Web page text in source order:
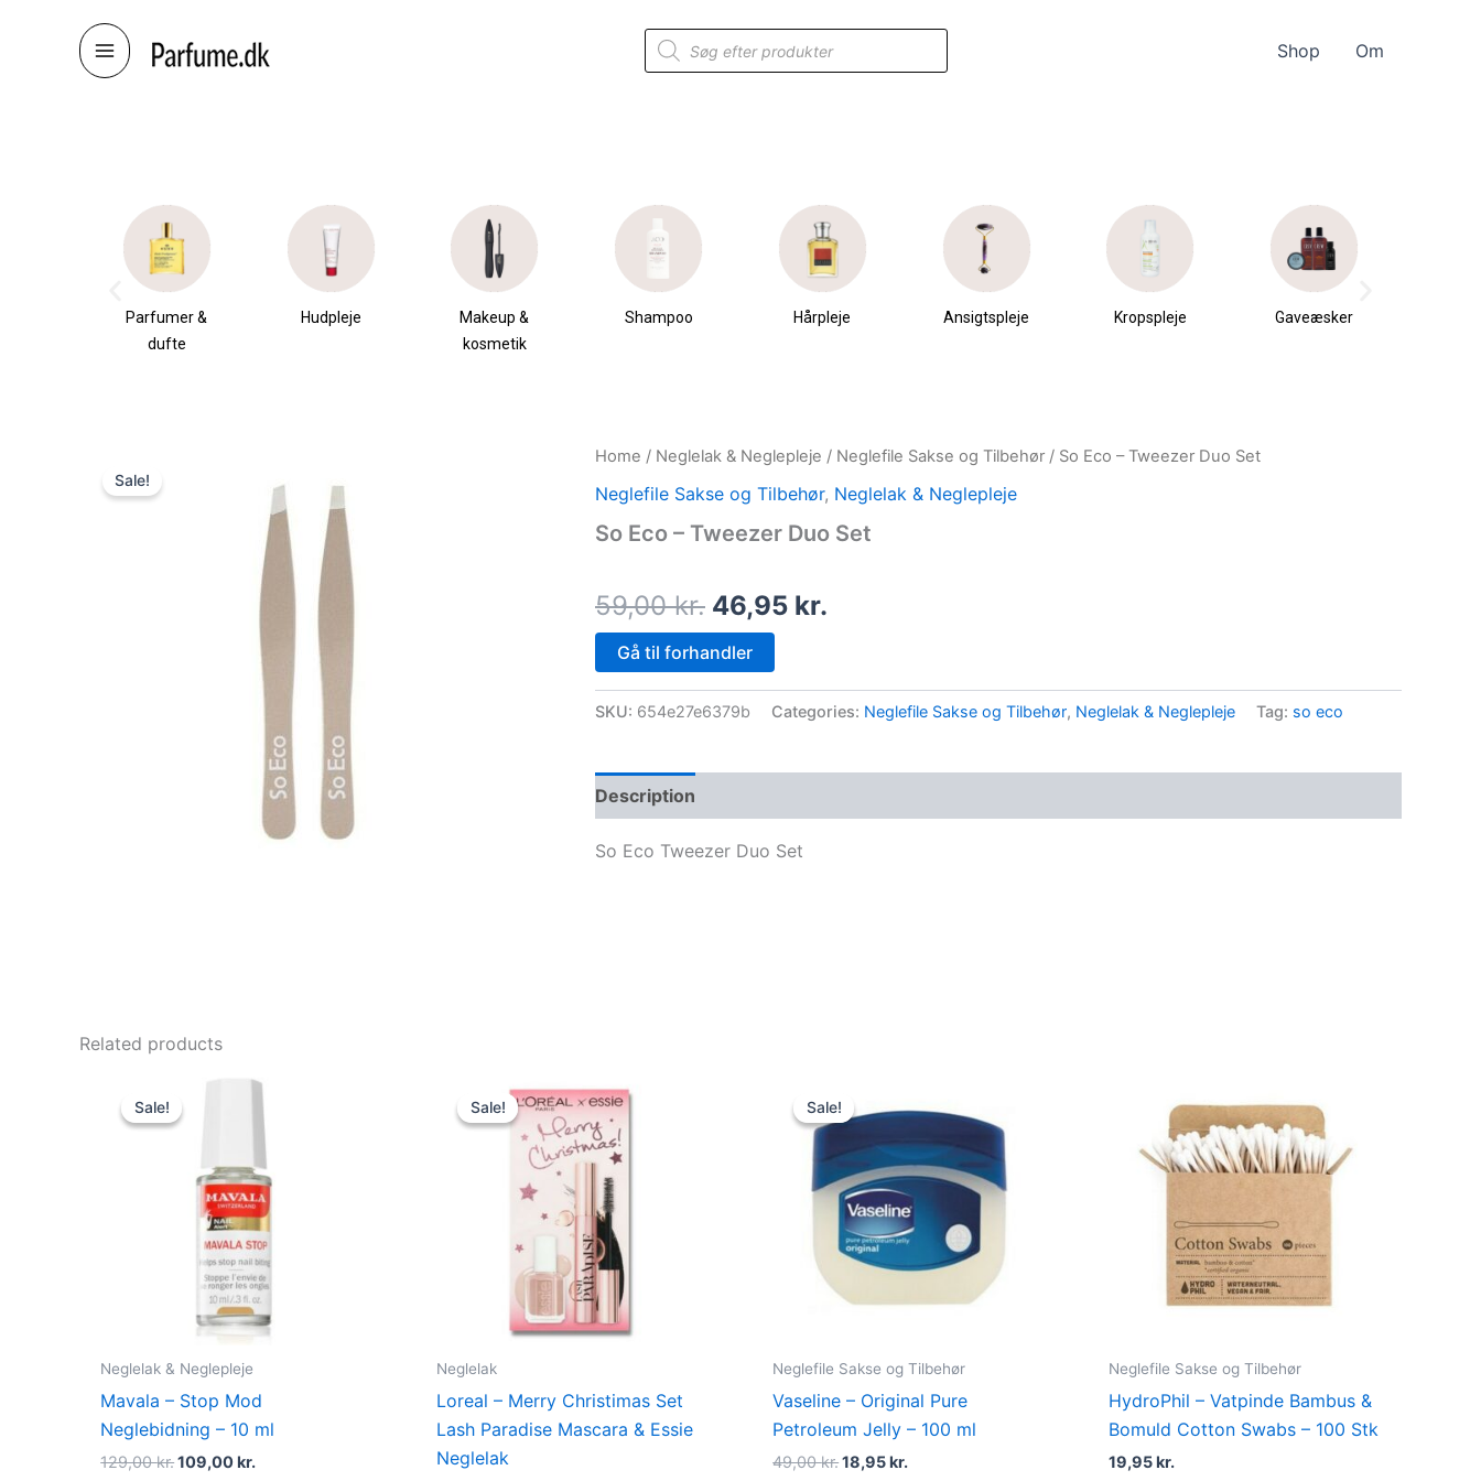
Products
search
Shop Om
Parfumer &
dufte
Hudpleje
Makeup &
kosmetik
Shampoo Hårpleje Ansigtspleje Kropspleje Gaveæsker
Sale!
Home / Neglelak & Neglepleje / Neglefile Sakse og Tilbehør / So Eco – Tweezer Duo Set
Neglefile Sakse og Tilbehør, Neglelak & Neglepleje
So Eco – Tweezer Duo Set
59,00kr.
Original
price
was:
59,00 kr..
46,95 kr.
Current
price
is:
Gå til forhandler
SKU: 654e27e6379b Categories: Neglefile Sakse og Tilbehør, Neglelak & Neglepleje Tag: so eco
Description
So Eco Tweezer Duo Set
Related products
Sale!
Sale!
Neglelak & Neglepleje
Mavala – Stop Mod
Neglebidning – 10 ml
129,00kr.
was:
109,00kr.
Current
is:
Sale!
Sale!
Neglelak
Loreal – Merry Christimas Set
Lash Paradise Mascara & Essie
Neglelak
price
was:
199,00 kr..
price
is:
129,00 kr..
Sale!
Sale!
Neglefile Sakse og Tilbehør
Vaseline – Original Pure
Petroleum Jelly – 100 ml
49,00kr.
was:
18,95kr.
is:
Neglefile Sakse og Tilbehør
HydroPhil – Vatpinde Bambus &
Bomuld Cotton Swabs – 100 Stk
19,95kr.